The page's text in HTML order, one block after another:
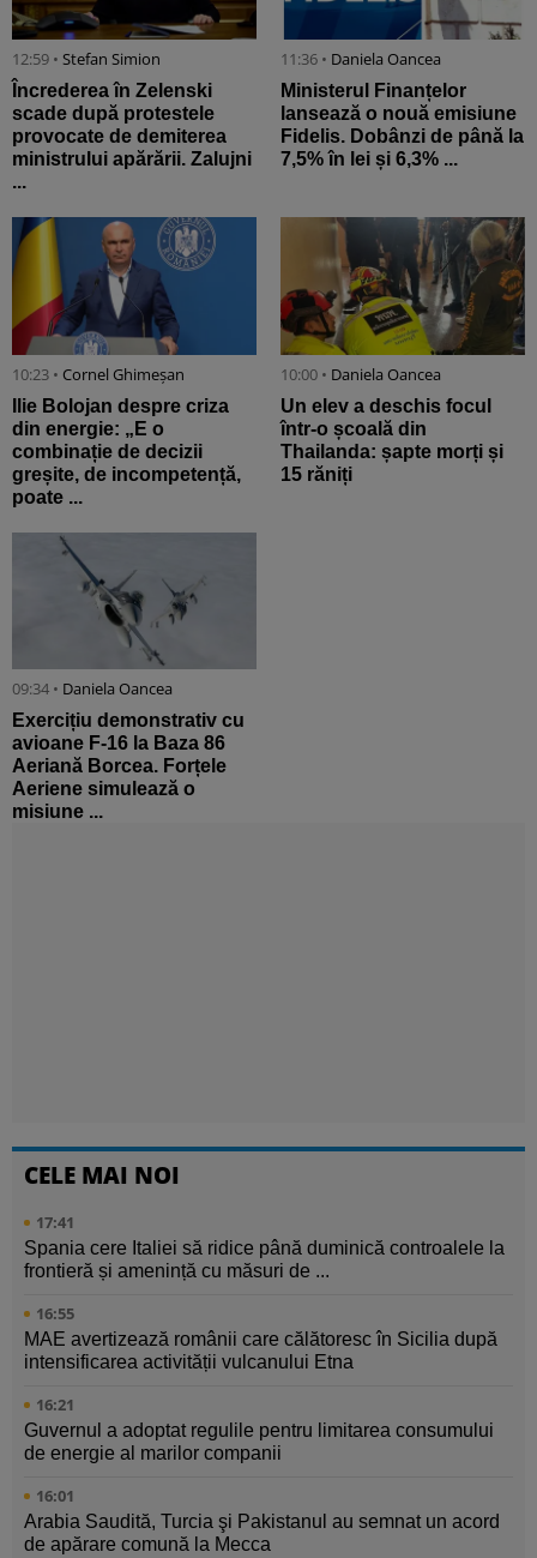
12:59 • Stefan Simion
Încrederea în Zelenski
scade după protestele
provocate de demiterea
ministrului apărării. Zalujni
...
11:36 • Daniela Oancea
Ministerul Finanțelor
lansează o nouă emisiune
Fidelis. Dobânzi de până la
7,5% în lei și 6,3% ...
10:23 • Cornel Ghimeșan
Ilie Bolojan despre criza
din energie: „E o
combinație de decizii
greșite, de incompetență,
poate ...
10:00 • Daniela Oancea
Un elev a deschis focul
într-o școală din
Thailanda: șapte morți și
15 răniți
09:34 • Daniela Oancea
Exercițiu demonstrativ cu
avioane F-16 la Baza 86
Aeriană Borcea. Forțele
Aeriene simulează o
misiune ...
CELE MAI NOI
17:41
Spania cere Italiei să ridice până duminică controalele la
frontieră și amenință cu măsuri de ...
16:55
MAE avertizează românii care călătoresc în Sicilia după
intensificarea activității vulcanului Etna
16:21
Guvernul a adoptat regulile pentru limitarea consumului
de energie al marilor companii
16:01
Arabia Saudită, Turcia şi Pakistanul au semnat un acord
de apărare comună la Mecca